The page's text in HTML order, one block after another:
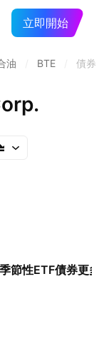
立即開始
油 BTE 債券
季節性ETF債券更